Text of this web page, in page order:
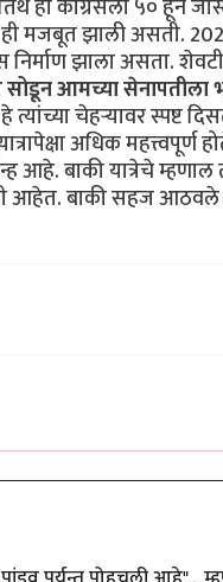
ही काँग्रेसला ५० हून
मजबूत झाली असती.
झाला असता. शेवटी
आमच्या सेनापतीला
चेहऱ्यावर स्पष्ट
अधिक महत्त्वपूर्ण
आहे. बाकी यात्रेचे म्हणाल
आहेत. बाकी सहज